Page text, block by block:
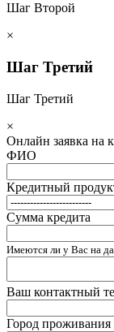
Шаг Второй
×
Шаг Третий
Шаг Третий
×
Онлайн заявка на
ФИО
Кредитный
Сумма кредита
Имеются ли у Вас на
Ваш контактный
Город